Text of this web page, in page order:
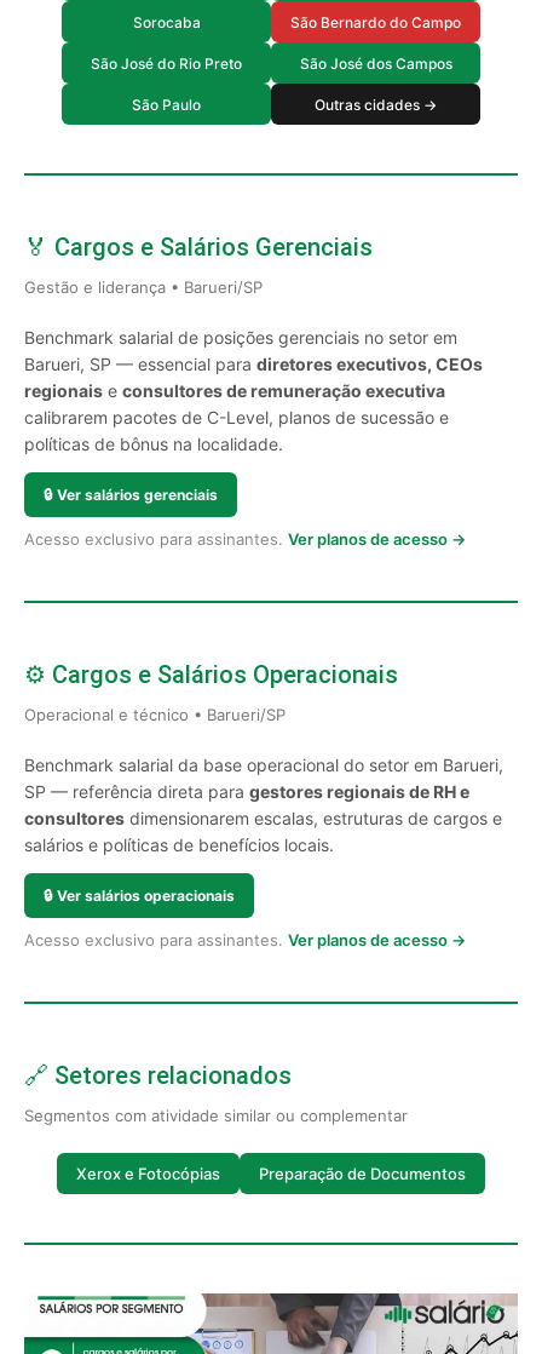
Sorocaba São Bernardo do Campo
São José do Rio Preto São José dos Campos
São Paulo Outras cidades →
🏅 Cargos e Salários Gerenciais
Gestão e liderança • Barueri/SP
Benchmark salarial de posições gerenciais no setor em
Barueri, SP — essencial para diretores executivos, CEOs
regionais e consultores de remuneração executiva
calibrarem pacotes de C-Level, planos de sucessão e
políticas de bônus na localidade.
🔒 Ver salários gerenciais
Acesso exclusivo para assinantes. Ver planos de acesso →
⚙️ Cargos e Salários Operacionais
Operacional e técnico • Barueri/SP
Benchmark salarial da base operacional do setor em Barueri,
SP — referência direta para gestores regionais de RH e
consultores dimensionarem escalas, estruturas de cargos e
salários e políticas de benefícios locais.
🔒 Ver salários operacionais
Acesso exclusivo para assinantes. Ver planos de acesso →
🔗 Setores relacionados
Segmentos com atividade similar ou complementar
Xerox e Fotocópias Preparação de Documentos